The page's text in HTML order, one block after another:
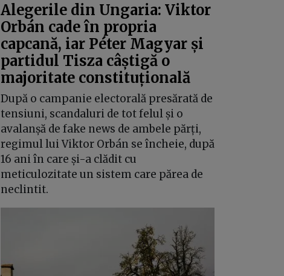
Alegerile din Ungaria: Viktor
Orbán cade în propria
capcană, iar Péter Magyar și
partidul Tisza câștigă o
majoritate constituțională
După o campanie electorală presărată de
tensiuni, scandaluri de tot felul și o
avalanșă de fake news de ambele părți,
regimul lui Viktor Orbán se încheie, după
16 ani în care și-a clădit cu
meticulozitate un sistem care părea de
neclintit.